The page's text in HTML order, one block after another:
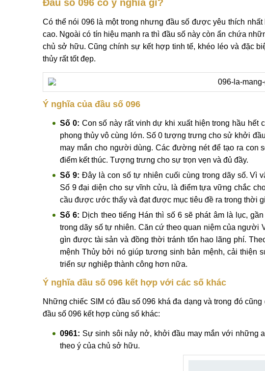
Đầu số 096 có ý nghĩa gì?
Có thể nói 096 là một trong nhưng đầu số được yêu thích
cao. Ngoài có tín hiệu mạnh ra thì đầu số này còn ẩn chứa
chủ sở hữu. Cũng chính sự kết hợp tinh tế, khéo léo và đặc
thủy rất tốt đẹp.
Ý nghĩa của đầu số 096
Số 0: Con số này rất vinh dự khi xuất hiện trong hầu hết
phong thủy vô cùng lớn. Số 0 tượng trưng cho sử khởi
may mắn cho người dùng. Các đường nét để tạo ra con
điểm kết thúc. Tượng trưng cho sự trọn vẹn và đủ đầy.
Số 9: Đây là con số tự nhiên cuối cùng trong dãy số. Vì
Số 9 đại diện cho sự vĩnh cửu, là điểm tựa vững chắc
cầu được ước thấy và đạt được mục tiêu đề ra trong thời
Số 6: Dịch theo tiếng Hán thì số 6 sẽ phát âm là lục,
trong dãy số tự nhiên. Căn cứ theo quan niệm của người
gìn được tài sản và đồng thời tránh tổn hao lãng phí.
mệnh Thủy bởi nó giúp tương sinh bản mệnh, cải thiện
triển sự nghiệp thành công hơn nữa.
Ý nghĩa đầu số 096 kết hợp với các số khác
Những chiếc SIM có đầu số 096 khá đa dạng và trong đó
đầu số 096 kết hợp cùng số khác:
0961: Sự sinh sôi nảy nở, khởi đầu may mắn với những
theo ý của chủ sở hữu.